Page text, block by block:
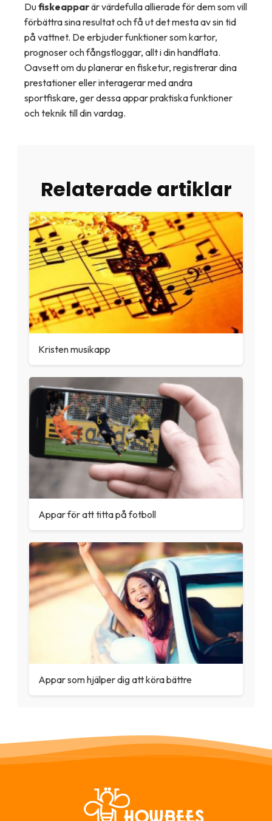
Dufiskeapparär värdefulla allierade för dem som vill
förbättra sina resultat och få ut det mesta av sin tid
på vattnet. De erbjuder funktioner som kartor,
prognoser och fångstloggar, allt i din handflata.
Oavsett om du planerar en fisketur, registrerar dina
prestationer eller interagerar med andra
sportfiskare, ger dessa appar praktiska funktioner
och teknik till din vardag.
Relaterade artiklar
Kristen musikapp
Appar för att titta på fotboll
Appar som hjälper dig att köra bättre